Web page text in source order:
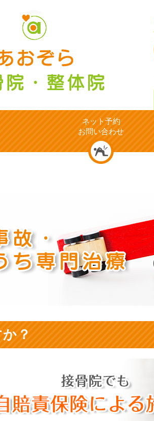
ネット予約
お問い合わせ
？